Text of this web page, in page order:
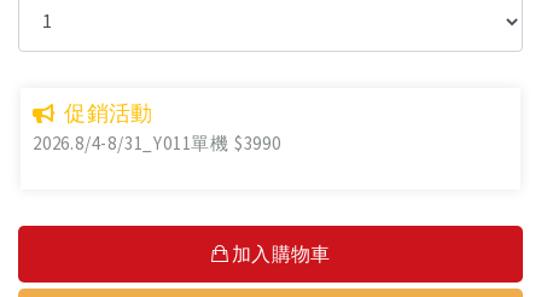
促銷活動
2026.8/4-8/31_Y011單機 $3990
加入購物車